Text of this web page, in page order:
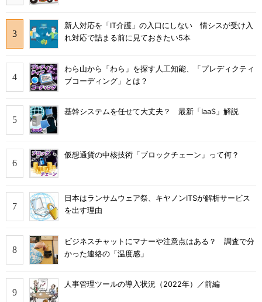
新人対応を「IT介護」の入口にしない 情シスが受け入
れ対応で詰まる前に見ておきたい5本
わら山から「わら」を探す人工知能、「プレディクティ
ブコーディング」とは？
基幹システムを任せて大丈夫？ 最新「IaaS」解説
仮想通貨の中核技術「ブロックチェーン」って何？
日本はランサムウェア祭、キヤノンITSが解析サービス
を出す理由
ビジネスチャットにマナーや注意点はある？ 調査で分
かった連絡の「温度感」
人事管理ツールの導入状況（2022年）／前編